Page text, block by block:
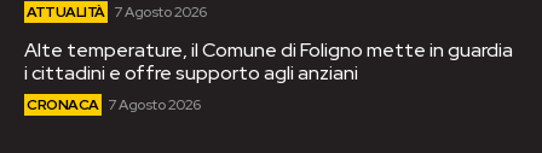
ATTUALITÀ 7 Agosto 2026
Alte temperature, il Comune di Foligno mette in guardia
i cittadini e offre supporto agli anziani
CRONACA 7 Agosto 2026